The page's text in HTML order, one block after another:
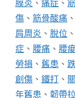
膜炎 、 痛症 、
傷 、 筋骨酸痛 、
肩周炎 、 脫位 、
症 、 腰痛 、 腰
勞損 、 舊患 、
創傷 、 鐵打 、
年舊患 、 韌帶